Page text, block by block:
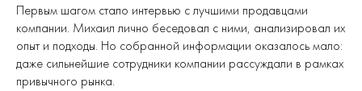
Первым шагом стало интервью с лучшими продавцами
компании. Михаил лично беседовал с ними, анализировал их
опыт и подходы. Но собранной информации оказалось мало:
даже сильнейшие сотрудники компании рассуждали в рамках
привычного рынка.